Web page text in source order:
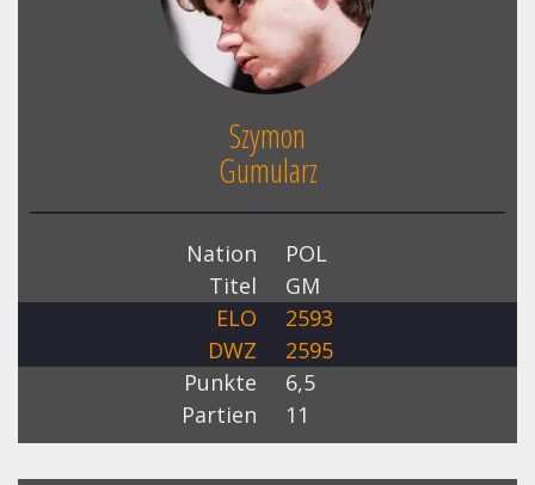
Szymon
Gumularz
Nation
POL
Titel
GM
ELO
2593
DWZ
2595
Punkte
6,5
Partien
11